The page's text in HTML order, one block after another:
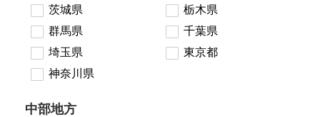
茨城県
栃木県
群馬県
千葉県
埼玉県
東京都
神奈川県
中部地方